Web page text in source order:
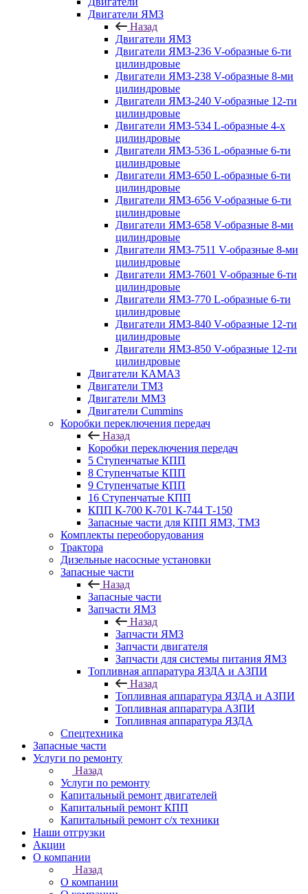
Двигатели ЯМЗ
Назад
Двигатели ЯМЗ
Двигатели ЯМЗ-236 V-образные 6-ти
цилиндровые
Двигатели ЯМЗ-238 V-образные 8-ми
цилиндровые
Двигатели ЯМЗ-240 V-образные 12-ти
цилиндровые
Двигатели ЯМЗ-534 L-образные 4-х
цилиндровые
Двигатели ЯМЗ-536 L-образные 6-ти
цилиндровые
Двигатели ЯМЗ-650 L-образные 6-ти
цилиндровые
Двигатели ЯМЗ-656 V-образные 6-ти
цилиндровые
Двигатели ЯМЗ-658 V-образные 8-ми
цилиндровые
Двигатели ЯМЗ-7511 V-образные 8-ми
цилиндровые
Двигатели ЯМЗ-7601 V-образные 6-ти
цилиндровые
Двигатели ЯМЗ-770 L-образные 6-ти
цилиндровые
Двигатели ЯМЗ-840 V-образные 12-ти
цилиндровые
Двигатели ЯМЗ-850 V-образные 12-ти
цилиндровые
Двигатели КАМАЗ
Двигатели ТМЗ
Двигатели ММЗ
Двигатели Cummins
Коробки переключения передач
Назад
Коробки переключения передач
5 Ступенчатые КПП
8 Ступенчатые КПП
9 Ступенчатые КПП
16 Ступенчатые КПП
КПП К-700 К-701 К-744 Т-150
Запасные части для КПП ЯМЗ, ТМЗ
Комплекты переоборудования
Трактора
Дизельные насосные установки
Запасные части
Назад
Запасные части
Запчасти ЯМЗ
Назад
Запчасти ЯМЗ
Запчасти двигателя
Запчасти для системы питания ЯМЗ
Топливная аппаратура ЯЗДА и АЗПИ
Назад
Топливная аппаратура ЯЗДА и АЗПИ
Топливная аппаратура АЗПИ
Топливная аппаратура ЯЗДА
Спецтехника
Запасные части
Услуги по ремонту
Назад
Услуги по ремонту
Капитальный ремонт двигателей
Капитальный ремонт КПП
Капитальный ремонт с/х техники
Наши отгрузки
Акции
О компании
Назад
О компании